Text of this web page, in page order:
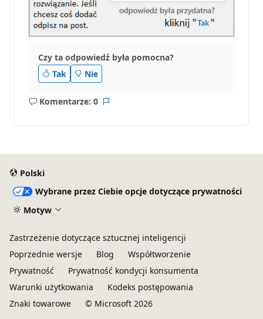
Czy ta odpowiedź była pomocna?
Tak
Nie
Komentarze: 0
Brak
Polski
Wybrane przez Ciebie opcje dotyczące prywatności
Motyw
Zastrzeżenie dotyczące sztucznej inteligencji
Poprzednie wersje
Blog
Współtworzenie
Prywatność
Prywatność kondycji konsumenta
Warunki użytkowania
Kodeks postępowania
Znaki towarowe
© Microsoft 2026